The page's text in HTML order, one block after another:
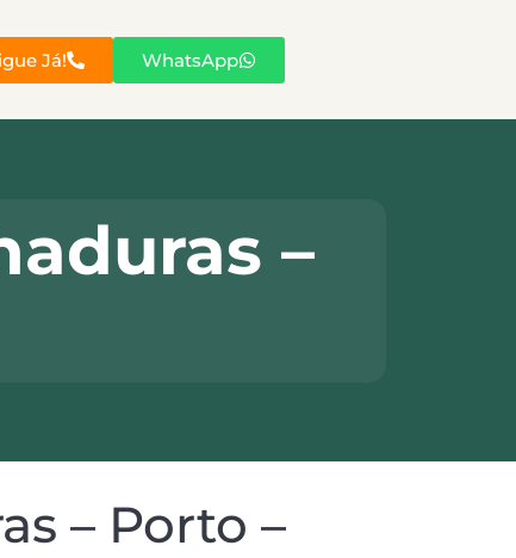
Já! WhatsApp
–
– Porto –